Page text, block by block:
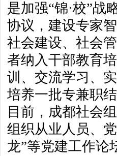
是加强“锦·校”战
协议，建设专家
社会建设、社会
者纳入干部教育
训、交流学习、
培养一批专兼职
目前，成都社会
组织从业人员、
龙”等党建工作论